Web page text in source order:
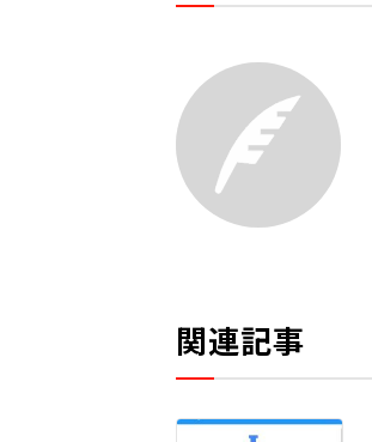
関連記事